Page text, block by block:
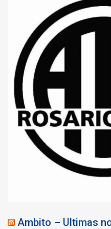
Ambito – Ultimas